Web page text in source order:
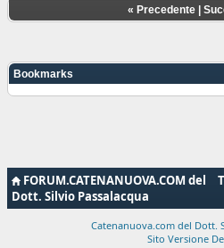
« Precedente
Bookmarks
FORUM.CATENANUOVA.COM del
Dott. Silvio Passalacqua
Catenanuova.com del Dott.
Sito Versione